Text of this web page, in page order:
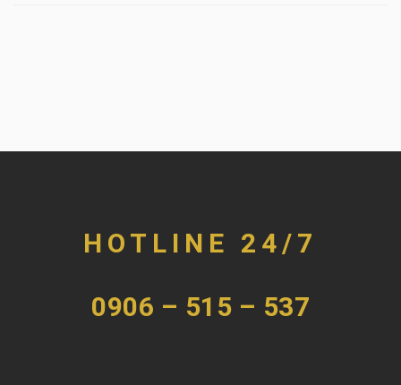
HOTLINE 24/7
0906 – 515 – 537